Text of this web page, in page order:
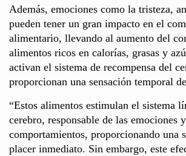
Además, emociones como la tristeza,
pueden tener un gran impacto en el
alimentario, llevando al aumento del
alimentos ricos en calorías, grasas y
activan el sistema de recompensa del
proporcionan una sensación temporal
“Estos alimentos estimulan el sistema
cerebro, responsable de las emociones y
comportamientos, proporcionando una
placer inmediato. Sin embargo, este